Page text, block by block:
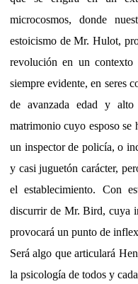
microcosmos, donde
estoicismo de Mr. Hulot,
revolución en un contexto
siempre evidente, en seres
de avanzada edad y
matrimonio cuyo esposo se
un inspector de policía, o
y casi juguetón carácter,
el establecimiento. Con
discurrir de Mr. Bird, cuya
provocará un punto de
Será algo que articulará
la psicología de todos y